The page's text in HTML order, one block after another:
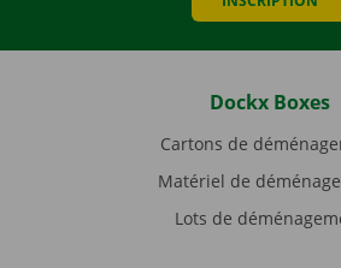
Dockx Boxes
Cartons de
Matériel de
Lots de